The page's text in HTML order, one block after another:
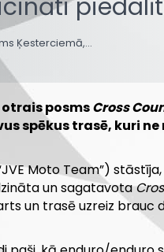
Ķesterciemā,…
posmsCross
spēkus trasē, kuri ne
Moto Team”)
un sagatavota
un trasē uzreiz brauc